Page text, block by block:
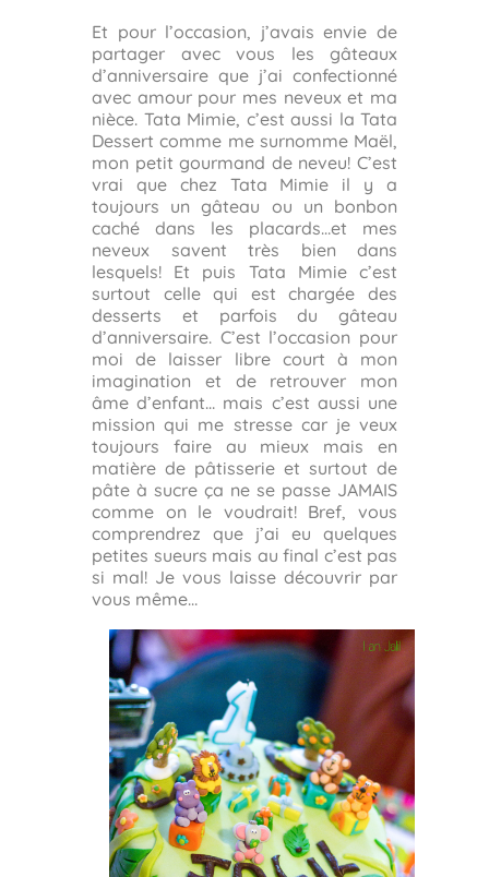
Et pour l’occasion, j’avais envie de
partager avec vous les gâteaux
d’anniversaire que j’ai confectionné
avec amour pour mes neveux et ma
nièce. Tata Mimie, c’est aussi la Tata
Dessert comme me surnomme Maël,
mon petit gourmand de neveu! C’est
vrai que chez Tata Mimie il y a
toujours un gâteau ou un bonbon
caché dans les placards…et mes
neveux savent très bien dans
lesquels! Et puis Tata Mimie c’est
surtout celle qui est chargée des
desserts et parfois du gâteau
d’anniversaire. C’est l’occasion pour
moi de laisser libre court à mon
imagination et de retrouver mon
âme d’enfant… mais c’est aussi une
mission qui me stresse car je veux
toujours faire au mieux mais en
matière de pâtisserie et surtout de
pâte à sucre ça ne se passe JAMAIS
comme on le voudrait! Bref, vous
comprendrez que j’ai eu quelques
petites sueurs mais au final c’est pas
si mal! Je vous laisse découvrir par
vous même…